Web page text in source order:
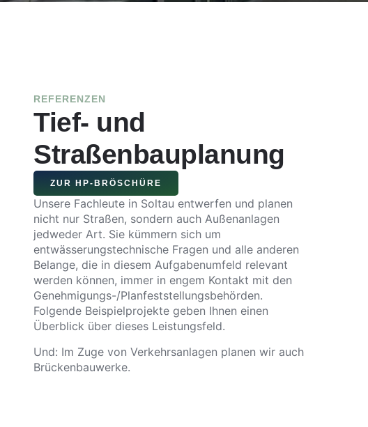
REFERENZEN
Tief- und
Straßenbauplanung
ZUR HP-BRÖSCHÜRE
Unsere Fachleute in Soltau entwerfen und planen
nicht nur Straßen, sondern auch Außenanlagen
jedweder Art. Sie kümmern sich um
entwässerungstechnische Fragen und alle anderen
Belange, die in diesem Aufgabenumfeld relevant
werden können, immer in engem Kontakt mit den
Genehmigungs-/Planfeststellungsbehörden.
Folgende Beispielprojekte geben Ihnen einen
Überblick über dieses Leistungsfeld.
Und: Im Zuge von Verkehrsanlagen planen wir auch
Brückenbauwerke.